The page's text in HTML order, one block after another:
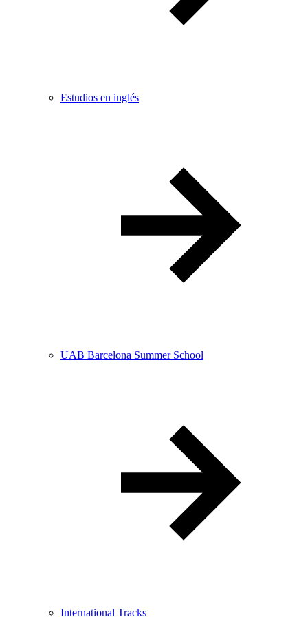
Estudios en inglés
UAB Barcelona Summer School
International Tracks